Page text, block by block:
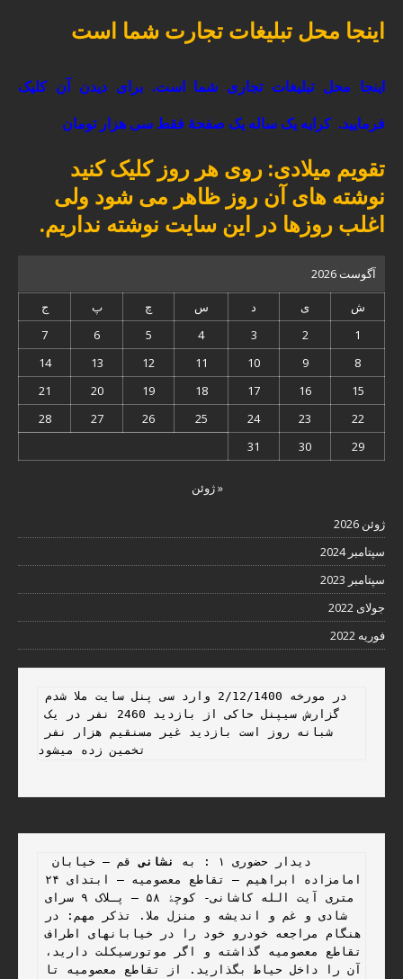
اینجا محل تبلیغات تجارت شما است
اینجا محل تبلیغات تجاری شما است. برای دیدن آن کلیک
فرمایید. کرایه یک ساله یک صفحۀ فقط سی هزار تومان
تقویم میلادی: روی هر روز کلیک کنید
نوشته های آن روز ظاهر می شود ولی
اغلب روزها در این سایت نوشته نداریم.
آگوست 2026
ش ی د س چ پ
ج
1
2
3
4
5
6
7
8
9
10
11
12
13
14
15
16
17
18
19
20
21
22
23
24
25
26
27
28
29
30
31
« ژوئن
ژوئن 2026
سپتامبر 2024
سپتامبر 2023
جولای 2022
فوریه 2022
گزارش سیپنل حاکی از بازدید 2460 نفر در یک
دیدار حضوری ۱ : به نشانی
هنگام مراجعه خودرو خود را در خیابانهای اطراف